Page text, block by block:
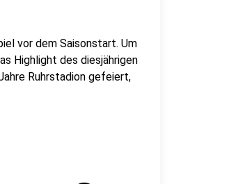
vor dem Saisonstart. Um
Highlight des diesjährigen
Ruhrstadion gefeiert,